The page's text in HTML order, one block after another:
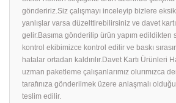
göndeririz.Siz çalışmayı inceleyip bizlere
yanlışlar varsa düzelttirebilirsiniz ve davet
gelir.Basıma gönderilip ürün yapım edildikten
kontrol ekibimizce kontrol edilir ve baskı
hatalar ortadan kaldırılır.Davet Kartı Ürünleri
uzman paketleme çalışanlarımız olurımızca
tarafınıza gönderilmek üzere anlaşmalı
teslim edilir.